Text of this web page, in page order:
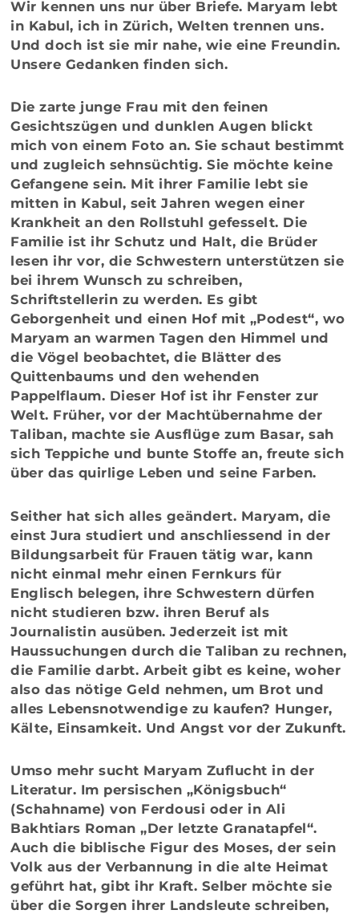
Wir kennen uns nur über Briefe. Maryam lebt
in Kabul, ich in Zürich, Welten trennen uns.
Und doch ist sie mir nahe, wie eine Freundin.
Unsere Gedanken finden sich.
Die zarte junge Frau mit den feinen
Gesichtszügen und dunklen Augen blickt
mich von einem Foto an. Sie schaut bestimmt
und zugleich sehnsüchtig. Sie möchte keine
Gefangene sein. Mit ihrer Familie lebt sie
mitten in Kabul, seit Jahren wegen einer
Krankheit an den Rollstuhl gefesselt. Die
Familie ist ihr Schutz und Halt, die Brüder
lesen ihr vor, die Schwestern unterstützen sie
bei ihrem Wunsch zu schreiben,
Schriftstellerin zu werden. Es gibt
Geborgenheit und einen Hof mit „Podest“, wo
Maryam an warmen Tagen den Himmel und
die Vögel beobachtet, die Blätter des
Quittenbaums und den wehenden
Pappelflaum. Dieser Hof ist ihr Fenster zur
Welt. Früher, vor der Machtübernahme der
Taliban, machte sie Ausflüge zum Basar, sah
sich Teppiche und bunte Stoffe an, freute sich
über das quirlige Leben und seine Farben.
Seither hat sich alles geändert. Maryam, die
einst Jura studiert und anschliessend in der
Bildungsarbeit für Frauen tätig war, kann
nicht einmal mehr einen Fernkurs für
Englisch belegen, ihre Schwestern dürfen
nicht studieren bzw. ihren Beruf als
Journalistin ausüben. Jederzeit ist mit
Haussuchungen durch die Taliban zu rechnen,
die Familie darbt. Arbeit gibt es keine, woher
also das nötige Geld nehmen, um Brot und
alles Lebensnotwendige zu kaufen? Hunger,
Kälte, Einsamkeit. Und Angst vor der Zukunft.
Umso mehr sucht Maryam Zuflucht in der
Literatur. Im persischen „Königsbuch“
(Schahname) von Ferdousi oder in Ali
Bakhtiars Roman „Der letzte Granatapfel“.
Auch die biblische Figur des Moses, der sein
Volk aus der Verbannung in die alte Heimat
geführt hat, gibt ihr Kraft. Selber möchte sie
über die Sorgen ihrer Landsleute schreiben,